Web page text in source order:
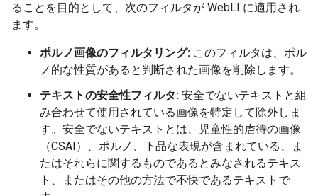
ることを目的として、次のフィルタが WebLI に適用され
ます。
ポルノ画像のフィルタリング: このフィルタは、ポル
ノ的な性質があると判断された画像を削除します。
テキストの安全性フィルタ: 安全でないテキストと組
み合わせて使用されている画像を特定して除外しま
す。安全でないテキストとは、児童性的虐待の画像
（CSAI）、ポルノ、下品な表現が含まれている、ま
たはそれらに関するものであるとみなされるテキス
ト、またはその他の方法で不快であるテキストで